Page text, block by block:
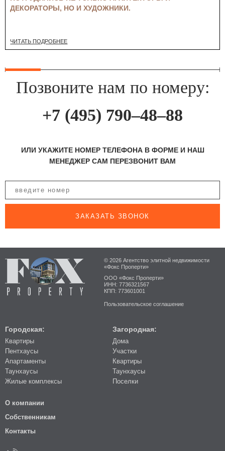
ДЕКОРАТОРЫ, НО И ХУДОЖНИКИ.
ЧИТАТЬ ПОДРОБНЕЕ
Позвоните нам по номеру:
+7 (495) 790–48–88
ИЛИ УКАЖИТЕ НОМЕР ТЕЛЕФОНА В ФОРМЕ И НАШ
МЕНЕДЖЕР САМ ПЕРЕЗВОНИТ ВАМ
ЗАКАЗАТЬ ЗВОНОК
© 2026 Агентство элитной недвижимости
«Фокс Проперти»
ООО «Фокс Проперти»
ИНН: 7736321567
КПП: 773601001
Пользовательское соглашение
Городская:
Квартиры
Пентхаусы
Апартаменты
Таунхаусы
Жилые комплексы
Загородная:
Дома
Участки
Квартиры
Таунхаусы
Поселки
О компании
Собственникам
Контакты